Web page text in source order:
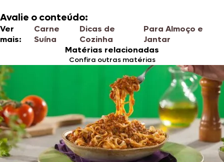
Avalie o conteúdo:
Ver
mais:
Carne
Suína
Dicas de
Cozinha
Para Almoço e
Jantar
Matérias relacionadas
Confira outras matérias